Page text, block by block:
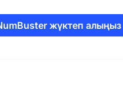
жүктеп алыңыз